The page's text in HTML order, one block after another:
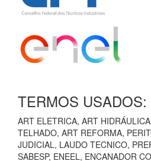
TERMOS USADOS:
ART ELETRICA, ART
TELHADO, ART REFORMA,
JUDICIAL, LAUDO TECNICO,
SABESP, ENEEL, ENCANADOR